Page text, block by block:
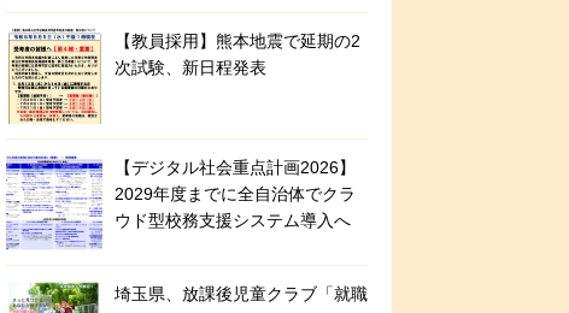
【教員採用】熊本地震で延期の2
次試験、新日程発表
【デジタル社会重点計画2026】
2029年度までに全自治体でクラ
ウド型校務支援システム導入へ
埼玉県、放課後児童クラブ「就職